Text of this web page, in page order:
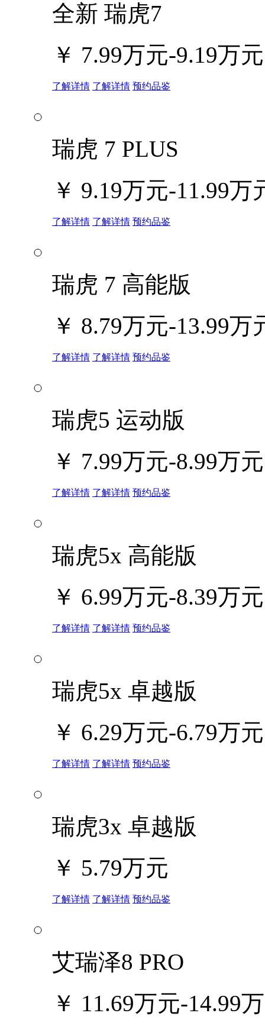
全新 瑞虎7
￥ 7.99万元-9.19万元
了解详情 了解详情 预约品鉴
瑞虎 7 PLUS
￥ 9.19万元-11.99万
了解详情 了解详情 预约品鉴
瑞虎 7 高能版
￥ 8.79万元-13.99万
了解详情 了解详情 预约品鉴
瑞虎5 运动版
￥ 7.99万元-8.99万元
了解详情 了解详情 预约品鉴
瑞虎5x 高能版
￥ 6.99万元-8.39万元
了解详情 了解详情 预约品鉴
瑞虎5x 卓越版
￥ 6.29万元-6.79万元
了解详情 了解详情 预约品鉴
瑞虎3x 卓越版
￥ 5.79万元
了解详情 了解详情 预约品鉴
艾瑞泽8 PRO
￥ 11.69万元-14.99